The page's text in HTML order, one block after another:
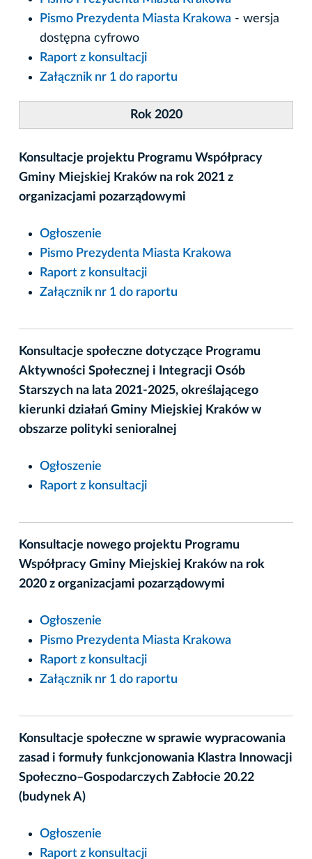
Pismo Prezydenta Miasta Krakowa - wersja
dostępna cyfrowo
Raport z konsultacji
Załącznik nr 1 do raportu
Rok 2020
Konsultacje projektu Programu Współpracy
Gminy Miejskiej Kraków na rok 2021 z
organizacjami pozarządowymi
Ogłoszenie
Pismo Prezydenta Miasta Krakowa
Raport z konsultacji
Załącznik nr 1 do raportu
Konsultacje społeczne dotyczące Programu
Aktywności Społecznej i Integracji Osób
Starszych na lata 2021-2025, określającego
kierunki działań Gminy Miejskiej Kraków w
obszarze polityki senioralnej
Ogłoszenie
Raport z konsultacji
Konsultacje nowego projektu Programu
Współpracy Gminy Miejskiej Kraków na rok
2020 z organizacjami pozarządowymi
Ogłoszenie
Pismo Prezydenta Miasta Krakowa
Raport z konsultacji
Załącznik nr 1 do raportu
Konsultacje społeczne w sprawie wypracowania
zasad i formuły funkcjonowania Klastra Innowacji
Społeczno–Gospodarczych Zabłocie 20.22
(budynek A)
Ogłoszenie
Raport z konsultacji